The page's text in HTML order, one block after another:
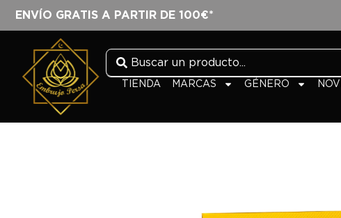
ENVÍO GRATIS A PARTIR DE 100€*
TIENDA MARCAS GÉNERO